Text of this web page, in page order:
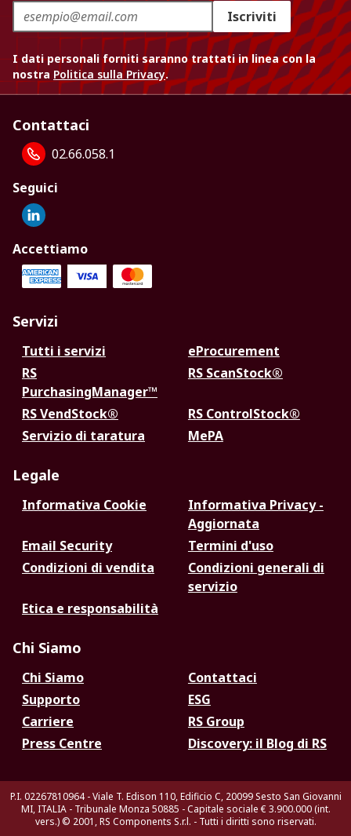
Iscriviti
I dati personali forniti saranno trattati in linea con la
nostra Politica sulla Privacy.
Contattaci
02.66.058.1
Seguici
Accettiamo
Servizi
Tutti i servizi
eProcurement
RS
PurchasingManager™
RS ScanStock®
RS VendStock®
RS ControlStock®
Servizio di taratura
MePA
Legale
Informativa Cookie
Informativa Privacy -
Aggiornata
Email Security
Termini d'uso
Condizioni di vendita
Condizioni generali di
servizio
Etica e responsabilità
Chi Siamo
Chi Siamo
Contattaci
Supporto
ESG
Carriere
RS Group
Press Centre
Discovery: il Blog di RS
P.I. 02267810964 - Viale T. Edison 110, Edificio C, 20099 Sesto San Giovanni
MI, ITALIA - Tribunale Monza 50885 - Capitale sociale € 3.900.000 (int.
vers.) © 2001, RS Components S.r.l. - Tutti i diritti sono riservati.